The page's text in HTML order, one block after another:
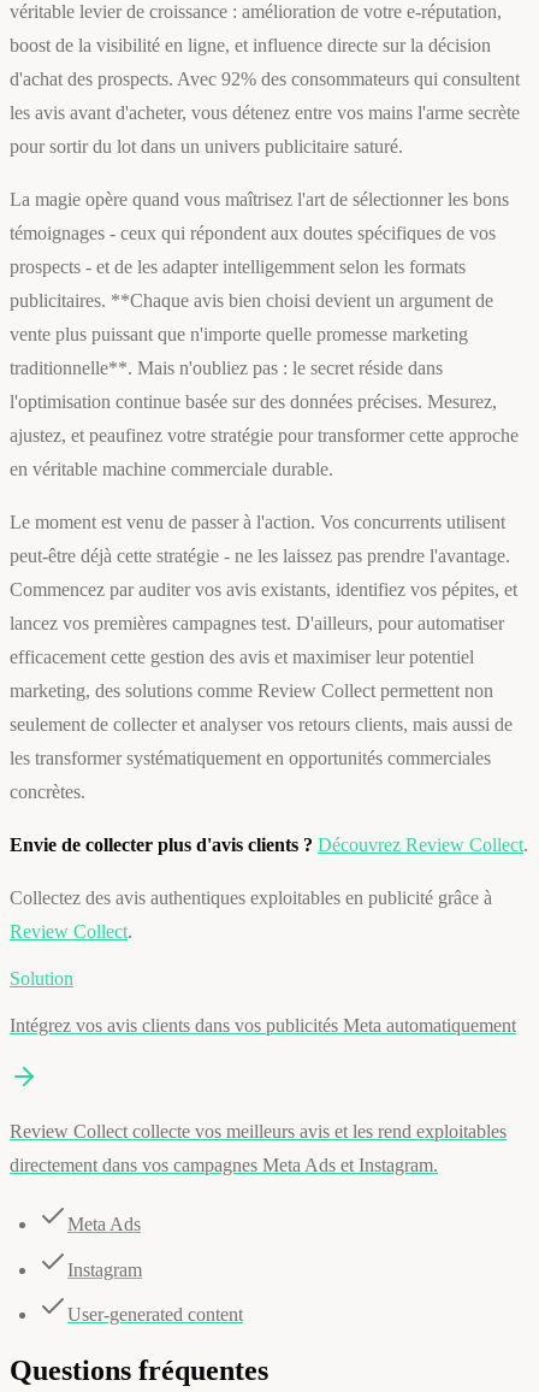
véritable levier de croissance : amélioration de votre e-réputation,
boost de la visibilité en ligne, et influence directe sur la décision
d'achat des prospects. Avec 92% des consommateurs qui consultent
les avis avant d'acheter, vous détenez entre vos mains l'arme secrète
pour sortir du lot dans un univers publicitaire saturé.
La magie opère quand vous maîtrisez l'art de sélectionner les bons
témoignages - ceux qui répondent aux doutes spécifiques de vos
prospects - et de les adapter intelligemment selon les formats
publicitaires. **Chaque avis bien choisi devient un argument de
vente plus puissant que n'importe quelle promesse marketing
traditionnelle**. Mais n'oubliez pas : le secret réside dans
l'optimisation continue basée sur des données précises. Mesurez,
ajustez, et peaufinez votre stratégie pour transformer cette approche
en véritable machine commerciale durable.
Le moment est venu de passer à l'action. Vos concurrents utilisent
peut-être déjà cette stratégie - ne les laissez pas prendre l'avantage.
Commencez par auditer vos avis existants, identifiez vos pépites, et
lancez vos premières campagnes test. D'ailleurs, pour automatiser
efficacement cette gestion des avis et maximiser leur potentiel
marketing, des solutions comme Review Collect permettent non
seulement de collecter et analyser vos retours clients, mais aussi de
les transformer systématiquement en opportunités commerciales
concrètes.
Envie de collecter plus d'avis clients ? Découvrez Review Collect.
Collectez des avis authentiques exploitables en publicité grâce à
Review Collect.
Solution
Intégrez vos avis clients dans vos publicités Meta automatiquement
Review Collect collecte vos meilleurs avis et les rend exploitables
directement dans vos campagnes Meta Ads et Instagram.
Meta Ads
Instagram
User-generated content
Questions fréquentes